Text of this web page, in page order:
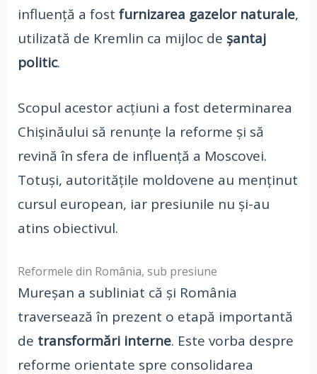
influență a fost furnizarea gazelor naturale,
utilizată de Kremlin ca mijloc de șantaj
politic.
Scopul acestor acțiuni a fost determinarea
Chișinăului să renunțe la reforme și să
revină în sfera de influență a Moscovei.
Totuși, autoritățile moldovene au menținut
cursul european, iar presiunile nu și-au
atins obiectivul.
Reformele din România, sub presiune
Mureșan a subliniat că și România
traversează în prezent o etapă importantă
de transformări interne. Este vorba despre
reforme orientate spre consolidarea